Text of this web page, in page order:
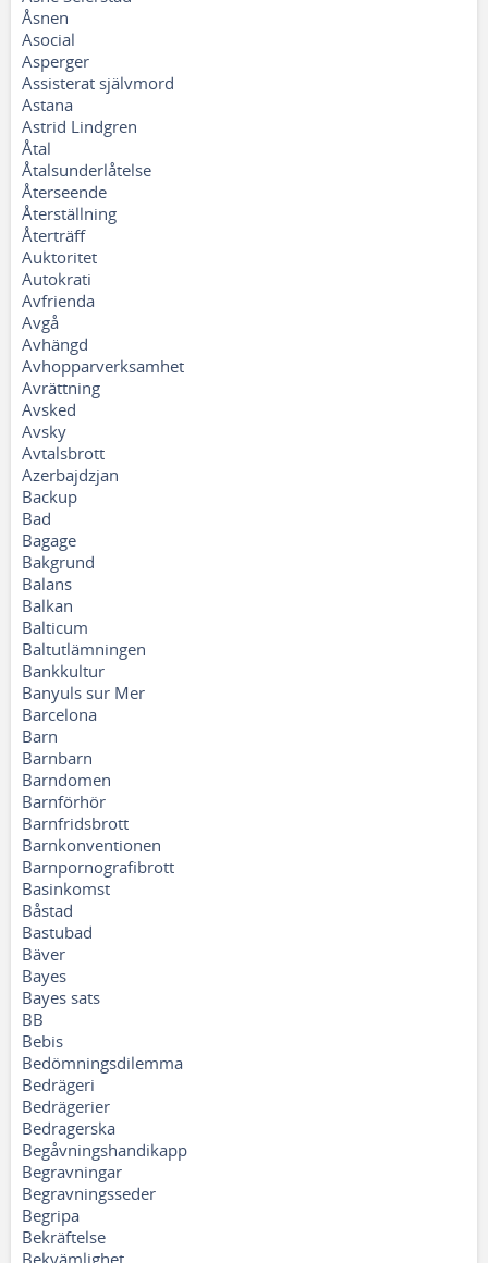
Åsnen
Asocial
Asperger
Assisterat självmord
Astana
Astrid Lindgren
Åtal
Åtalsunderlåtelse
Återseende
Återställning
Återträff
Auktoritet
Autokrati
Avfrienda
Avgå
Avhängd
Avhopparverksamhet
Avrättning
Avsked
Avsky
Avtalsbrott
Azerbajdzjan
Backup
Bad
Bagage
Bakgrund
Balans
Balkan
Balticum
Baltutlämningen
Bankkultur
Banyuls sur Mer
Barcelona
Barn
Barnbarn
Barndomen
Barnförhör
Barnfridsbrott
Barnkonventionen
Barnpornografibrott
Basinkomst
Båstad
Bastubad
Bäver
Bayes
Bayes sats
BB
Bebis
Bedömningsdilemma
Bedrägeri
Bedrägerier
Bedragerska
Begåvningshandikapp
Begravningar
Begravningsseder
Begripa
Bekräftelse
Bekvämlighet